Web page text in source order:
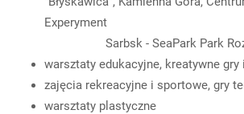
Experyment
Sarbsk - SeaPark Park
warsztaty edukacyjne, kreatywne gry
zajęcia rekreacyjne i sportowe, gry
warsztaty plastyczne